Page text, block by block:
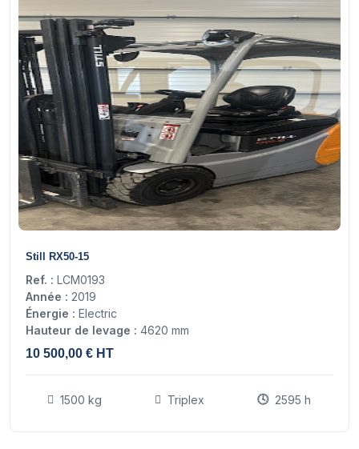
Still RX50-15
Ref. : LCM0193
Année : 2019
Énergie : Electric
Hauteur de levage : 4620 mm
10 500,00 € HT
1500 kg Triplex 2595 h